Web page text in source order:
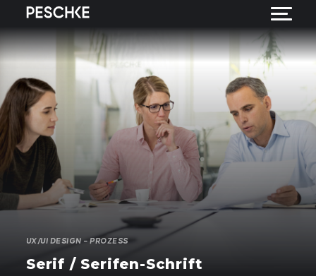
UX/UI DESIGN – PROZESS
Serif / Serifen-Schrift